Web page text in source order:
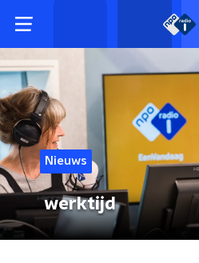
Nieuws
werktijd